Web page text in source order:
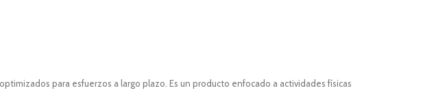
para esfuerzos a largo plazo. Es un producto enfocado a actividades físicas